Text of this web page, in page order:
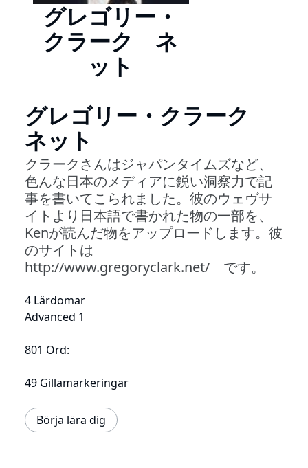
グレゴリー・
クラーク ネ
ット
グレゴリー・クラーク
ネット
クラークさんはジャパンタイムズなど、
色んな日本のメディアに鋭い洞察力で記
事を書いてこられました。彼のウェヴサ
イトより日本語で書かれた物の一部を、
Kenが読んだ物をアップロードします。彼
のサイトは
http://www.gregoryclark.net/ です。
4 Lärdomar
Advanced 1
801 Ord:
49 Gillamarkeringar
Börja lära dig